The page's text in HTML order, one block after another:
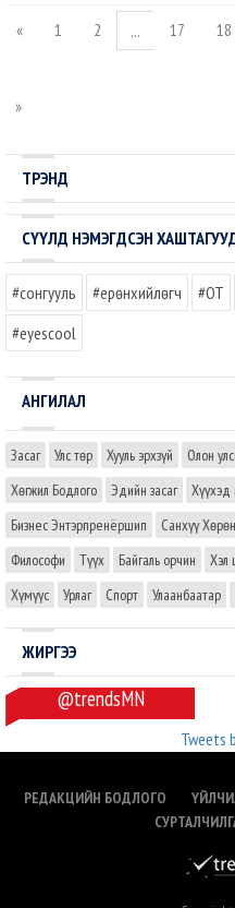
« 1 2 ... 17 18
»
ТРЭНД
СҮҮЛД НЭМЭГДСЭН
#сонгууль #ерөнхийлөгч #OT
#eyescool
АНГИЛАЛ
Засаг Улс төр Хууль эрхзүй Олон
Хөгжил Бодлого
Эдийн засаг Хүүхэд
Бизнес Энтэрпренёршип
Санхүү
Философи
Түүх Байгаль орчин Хэл
Хүмүүс
Урлаг Спорт Улаанбаатар
ЖИРГЭЭ
@trendsMN
Tweets
РЕДАКЦИЙН БОДЛОГО